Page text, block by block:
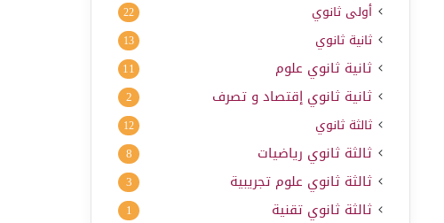
أولى ثانوي 22
ثانية ثانوي 13
ثانية ثانوي علوم 11
ثانية ثانوي إقتصاد و تصرف 2
ثالثة ثانوي 12
ثالثة ثانوي رياضيات 8
ثالثة ثانوي علوم تجريبية 3
ثالثة ثانوي تقنية 1